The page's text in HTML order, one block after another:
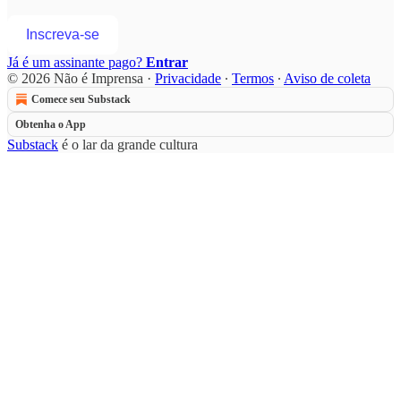
Inscreva-se
Já é um assinante pago? Entrar
© 2026 Não é Imprensa · Privacidade ∙ Termos ∙ Aviso de coleta
Comece seu Substack
Obtenha o App
Substack é o lar da grande cultura